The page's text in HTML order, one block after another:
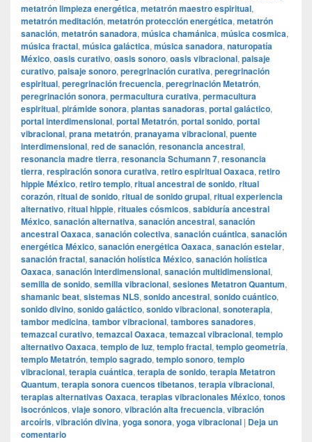
metatrón limpieza energética, metatrón maestro espiritual,
metatrón meditación, metatrón protección energética, metatrón
sanación, metatrón sanadora, música chamánica, música cosmica,
música fractal, música galáctica, música sanadora, naturopatía
México, oasis curativo, oasis sonoro, oasis vibracional, paisaje
curativo, paisaje sonoro, peregrinación curativa, peregrinación
espiritual, peregrinación frecuencia, peregrinación Metatrón,
peregrinación sonora, permacultura curativa, permacultura
espiritual, pirámide sonora, plantas sanadoras, portal galáctico,
portal interdimensional, portal Metatrón, portal sonido, portal
vibracional, prana metatrón, pranayama vibracional, puente
interdimensional, red de sanación, resonancia ancestral,
resonancia madre tierra, resonancia Schumann 7, resonancia
tierra, respiración sonora curativa, retiro espiritual Oaxaca, retiro
hippie México, retiro templo, ritual ancestral de sonido, ritual
corazón, ritual de sonido, ritual de sonido grupal, ritual experiencia
alternativo, ritual hippie, rituales cósmicos, sabiduría ancestral
México, sanación alternativa, sanación ancestral, sanación
ancestral Oaxaca, sanación colectiva, sanación cuántica, sanación
energética México, sanación energética Oaxaca, sanación estelar,
sanación fractal, sanación holística México, sanación holística
Oaxaca, sanación interdimensional, sanación multidimensional,
semilla de sonido, semilla vibracional, sesiones Metatron Quantum,
shamanic beat, sistemas NLS, sonido ancestral, sonido cuántico,
sonido divino, sonido galáctico, sonido vibracional, sonoterapia,
tambor medicina, tambor vibracional, tambores sanadores,
temazcal curativo, temazcal Oaxaca, temazcal vibracional, templo
alternativo Oaxaca, templo de luz, templo fractal, templo geometría,
templo Metatrón, templo sagrado, templo sonoro, templo
vibracional, terapia cuántica, terapia de sonido, terapia Metatron
Quantum, terapia sonora cuencos tibetanos, terapia vibracional,
terapias alternativas Oaxaca, terapias vibracionales México, tonos
isocrónicos, viaje sonoro, vibración alta frecuencia, vibración
arcoíris, vibración divina, yoga sonora, yoga vibracional | Deja un
comentario